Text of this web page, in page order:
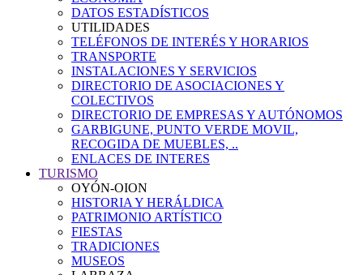
DATOS ESTADÍSTICOS
UTILIDADES
TELÉFONOS DE INTERÉS Y HORARIOS
TRANSPORTE
INSTALACIONES Y SERVICIOS
DIRECTORIO DE ASOCIACIONES Y
COLECTIVOS
DIRECTORIO DE EMPRESAS Y AUTÓNOMOS
GARBIGUNE, PUNTO VERDE MOVIL,
RECOGIDA DE MUEBLES, ..
ENLACES DE INTERES
TURISMO
OYÓN-OION
HISTORIA Y HERÁLDICA
PATRIMONIO ARTÍSTICO
FIESTAS
TRADICIONES
MUSEOS